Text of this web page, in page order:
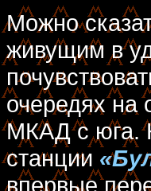
Можно
живущим в
очередях на
МКАД с юга.
станции
впервые